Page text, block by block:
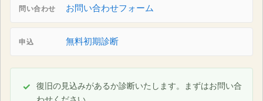
問い合わせ お問い合わせフォーム
申込 無料初期診断
復旧の見込みがあるか診断いたします。まずはお問い合